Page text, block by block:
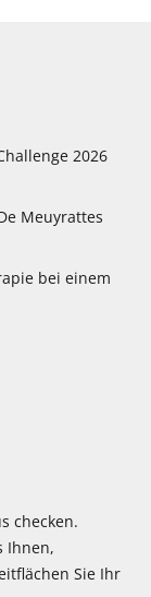
2026
Meuyrattes
bei einem
checken.
Ihnen,
Sie Ihr